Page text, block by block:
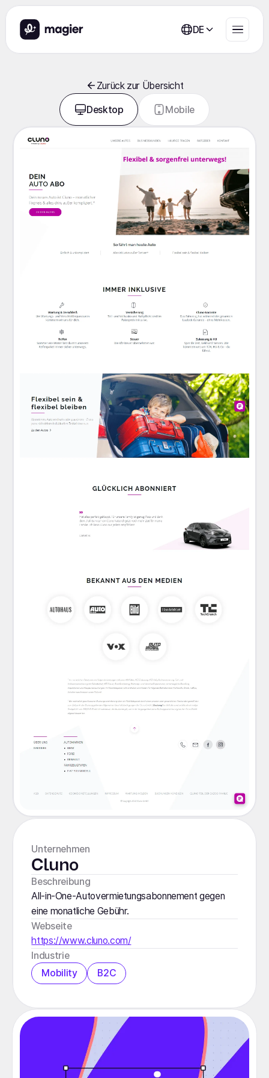
DE
Zurück zur Übersicht
Desktop Mobile
Unternehmen
Cluno
Beschreibung
All-in-One-Autovermietungsabonnement gegen
eine monatliche Gebühr.
Webseite
https://www.cluno.com/
Industrie
Mobility
B2C